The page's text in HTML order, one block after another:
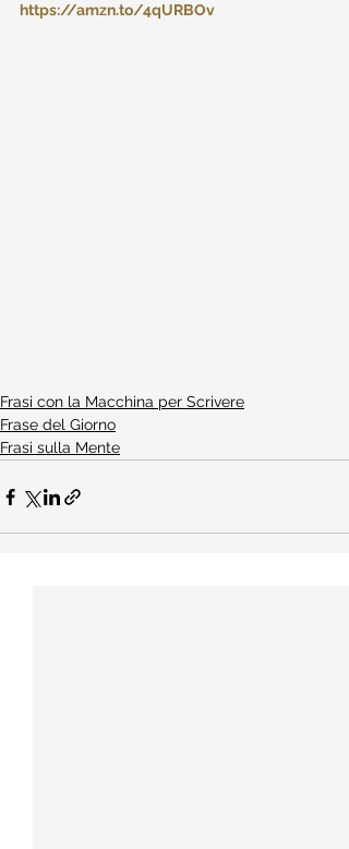
https://amzn.to/4qURBOv
Frasi con la Macchina per Scrivere
Frase del Giorno
Frasi sulla Mente